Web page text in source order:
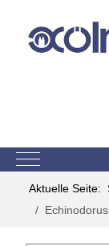
Mobile Menu
Aktuelle Seite: